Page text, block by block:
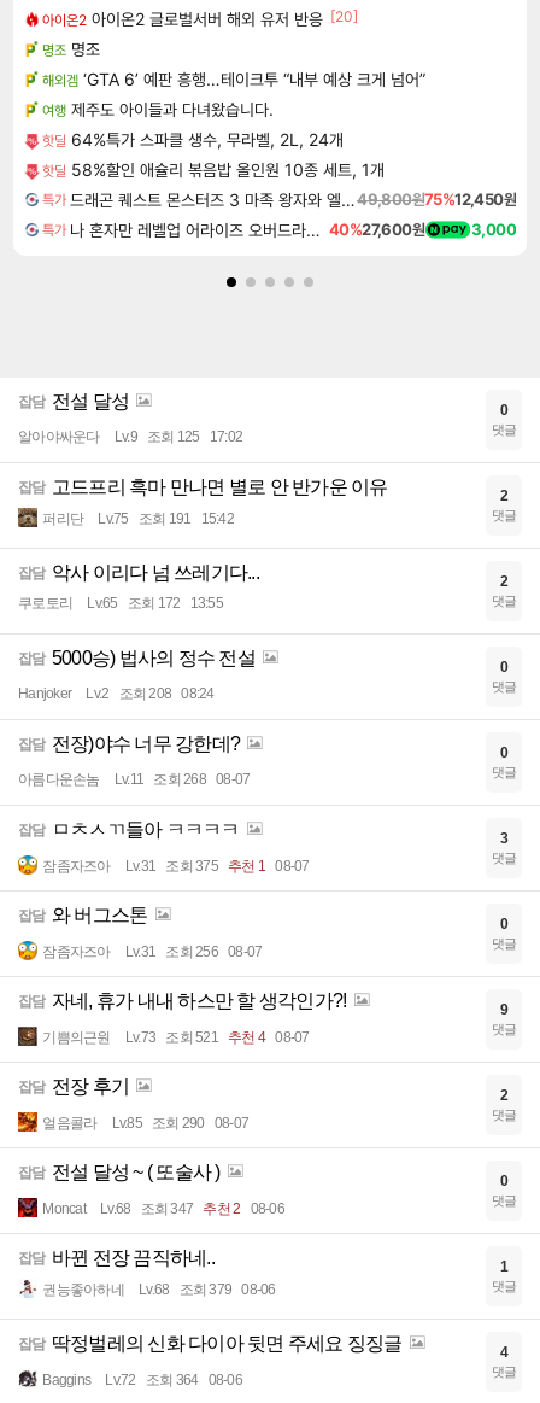
아이온2 아이온2 글로벌서버 해외 유저 반응 [20]
명조 명조
해외겜 ‘GTA 6’ 예판 흥행…테이크투 “내부 예상 크게 넘어”
여행 제주도 아이들과 다녀왔습니다.
핫딜 64%특가 스파클 생수, 무라벨, 2L, 24개
핫딜 58%할인 애슐리 볶음밥 올인원 10종 세트, 1개
특가 드래곤 퀘스트 몬스터즈 3 마족 왕자와 엘프의 여행 Dragon Quest Monsters The Dark Prince49,800원75%12,450원
특가 나 혼자만 레벨업 어라이즈 오버드라이브 Solo Leveling Arise 40%27,600원 3,000
잡담 전설 달성
알아야싸운다 Lv.9 조회 125 17:02
0
댓글
잡담 고드프리 흑마 만나면 별로 안 반가운 이유
퍼리단 Lv.75 조회 191 15:42
2
댓글
잡담 악사 이리다 넘 쓰레기다...
쿠로토리 Lv.65 조회 172 13:55
2
댓글
잡담 5000승) 법사의 정수 전설
Hanjoker Lv.2 조회 208 08:24
0
댓글
잡담 전장)야수 너무 강한데?
아름다운손놈 Lv.11 조회 268 08-07
0
댓글
잡담 ㅁㅊㅅㄲ들아 ㅋㅋㅋㅋ
잠좀자즈아 Lv.31 조회 375 추천 1 08-07
3
댓글
잡담 와 버그스톤
잠좀자즈아 Lv.31 조회 256 08-07
0
댓글
잡담 자네, 휴가 내내 하스만 할 생각인가?!
기쁨의근원 Lv.73 조회 521 추천 4 08-07
9
댓글
잡담 전장 후기
얼음콜라 Lv.85 조회 290 08-07
2
댓글
잡담 전설 달성 ~ ( 또술사 )
Moncat Lv.68 조회 347 추천 2 08-06
0
댓글
잡담 바뀐 전장 끔직하네..
권능좋아하네 Lv.68 조회 379 08-06
1
댓글
잡담 딱정벌레의 신화 다이아 뒷면 주세요 징징글
Baggins Lv.72 조회 364 08-06
4
댓글